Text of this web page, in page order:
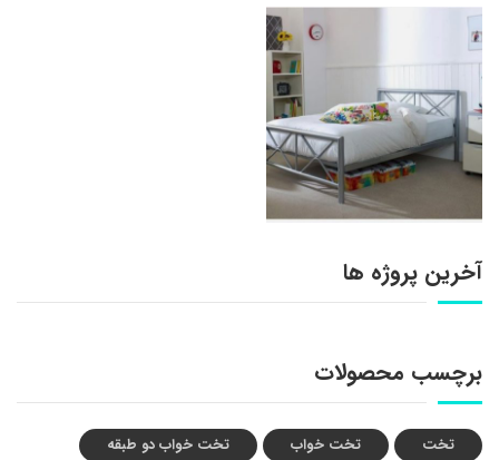
آخرین پروژه ها
برچسب محصولات
تخت تخت خواب
تخت خواب دو طبقه